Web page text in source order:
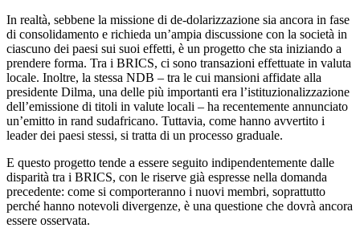
In realtà, sebbene la missione di de-dolarizzazione sia ancora in fase
di consolidamento e richieda un’ampia discussione con la società in
ciascuno dei paesi sui suoi effetti, è un progetto che sta iniziando a
prendere forma. Tra i BRICS, ci sono transazioni effettuate in valuta
locale. Inoltre, la stessa NDB – tra le cui mansioni affidate alla
presidente Dilma, una delle più importanti era l’istituzionalizzazione
dell’emissione di titoli in valute locali – ha recentemente annunciato
un’emitto in rand sudafricano. Tuttavia, come hanno avvertito i
leader dei paesi stessi, si tratta di un processo graduale.
E questo progetto tende a essere seguito indipendentemente dalle
disparità tra i BRICS, con le riserve già espresse nella domanda
precedente: come si comporteranno i nuovi membri, soprattutto
perché hanno notevoli divergenze, è una questione che dovrà ancora
essere osservata.